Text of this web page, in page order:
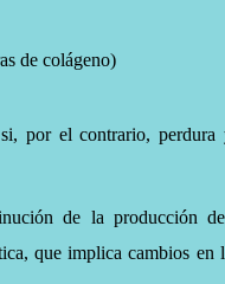
de colágeno)
por el contrario, perdura
de la producción de
que implica cambios en